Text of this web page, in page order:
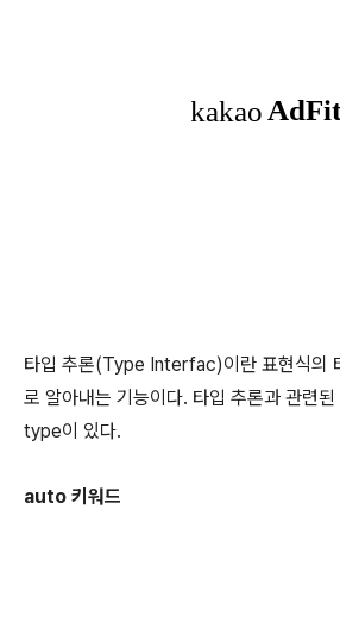
타입 추론(Type Interfac)이란 표현식의
로 알아내는 기능이다. 타입 추론과 관련
type이 있다.
auto 키워드